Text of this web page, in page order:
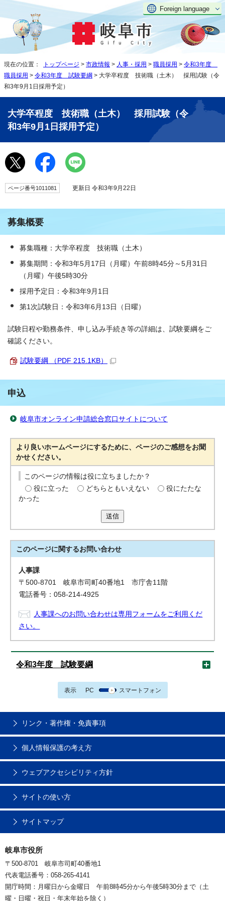
Foreign language
現在の位置： トップページ > 市政情報 > 人事・採用 > 職員採用 > 令和3年度
職員採用 > 令和3年度 試験要綱 > 大学卒程度 技術職（土木） 採用試験（令
和3年9月1日採用予定）
大学卒程度 技術職（土木） 採用試験（令
和3年9月1日採用予定）
ページ番号1011081 更新日 令和3年9月22日
募集概要
募集職種：大学卒程度 技術職（土木）
募集期間：令和3年5月17日（月曜）午前8時45分～5月31日
（月曜）午後5時30分
採用予定日：令和3年9月1日
第1次試験日：令和3年6月13日（日曜）
試験日程や勤務条件、申し込み手続き等の詳細は、試験要綱をご
確認ください。
試験要綱 （PDF 215.1KB）
申込
岐阜市オンライン申請総合窓口サイトについて
より良いホームページにするために、ページのご感想をお聞
かせください。
このページの情報は役に立ちましたか？
役に立った
どちらともいえない
役にたたな
かった
送信
このページに関するお問い合わせ
人事課
〒500-8701 岐阜市司町40番地1 市庁舎11階
電話番号：058-214-4925
人事課へのお問い合わせは専用フォームをご利用くだ
さい。
令和3年度 試験要綱
表示 PC スマートフォン
リンク・著作権・免責事項
個人情報保護の考え方
ウェブアクセシビリティ方針
サイトの使い方
サイトマップ
岐阜市役所
〒500-8701 岐阜市司町40番地1
代表電話番号：058-265-4141
開庁時間：月曜日から金曜日 午前8時45分から午後5時30分まで（土
曜・日曜・祝日・年末年始を除く）